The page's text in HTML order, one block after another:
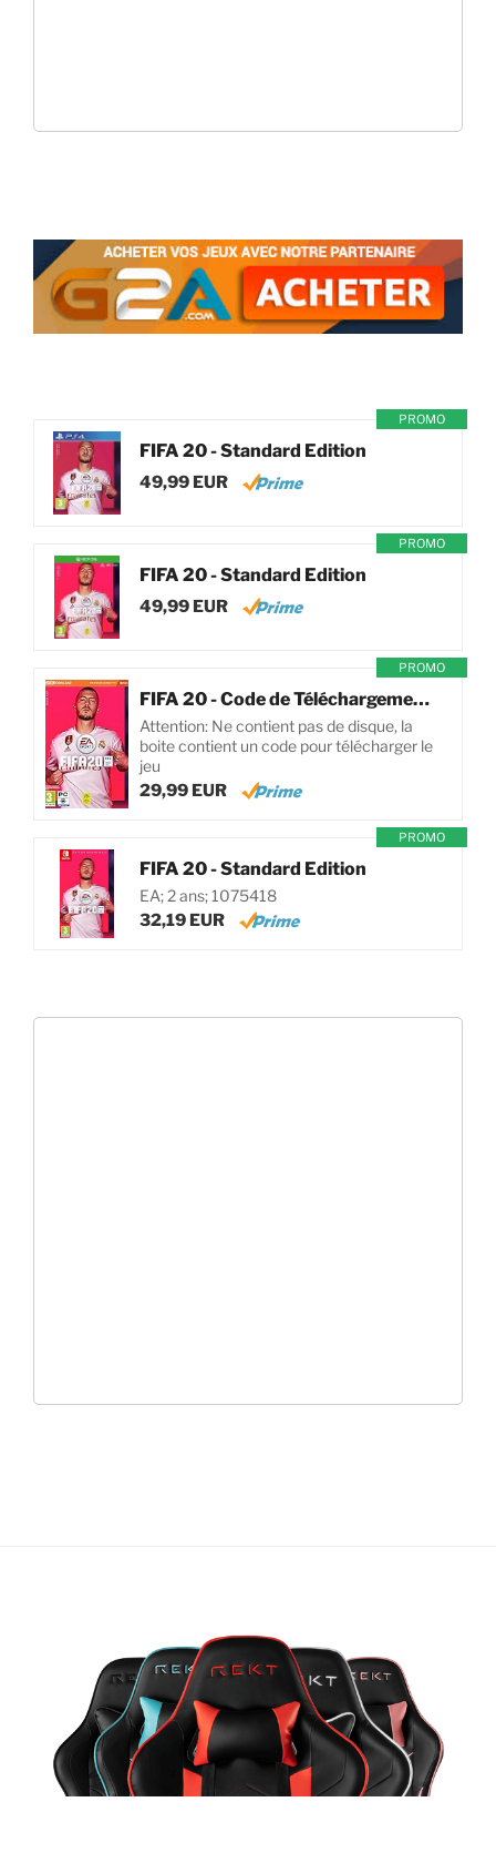
PROMO
FIFA 20 - Standard Edition
49,99 EUR
PROMO
FIFA 20 - Standard Edition
49,99 EUR
PROMO
FIFA 20 - Code de Téléchargement pour PC
Attention: Ne contient pas de disque, la
boite contient un code pour télécharger le
jeu
29,99 EUR
PROMO
FIFA 20 - Standard Edition
EA; 2 ans; 1075418
32,19 EUR